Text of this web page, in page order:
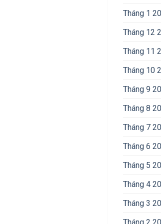
Tháng 1
Tháng 12
Tháng 11
Tháng 10
Tháng 9
Tháng 8
Tháng 7
Tháng 6
Tháng 5
Tháng 4
Tháng 3